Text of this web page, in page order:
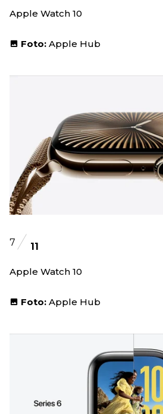
Apple Watch 10
Foto: Apple Hub
7 11
Apple Watch 10
Foto: Apple Hub